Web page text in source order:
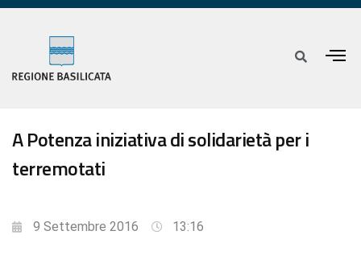
A Potenza iniziativa di solidarietà per i
terremotati
9 Settembre 2016 13:16